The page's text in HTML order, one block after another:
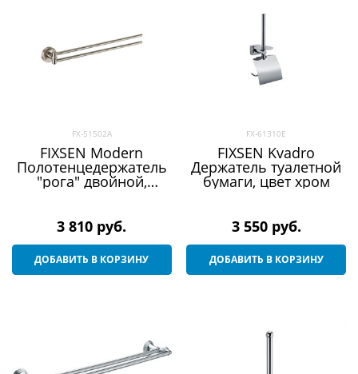
FX-51502A
FIXSEN Modern
Полотенцедержатель
"рога" двойной,
3 810 руб.
ДОБАВИТЬ В КОРЗИНУ
FX-61310E
FIXSEN Kvadro
Держатель туалетной
бумаги, цвет хром
3 550 руб.
ДОБАВИТЬ В КОРЗИНУ